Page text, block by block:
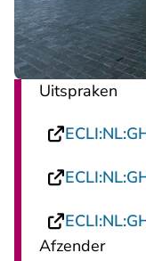
Uitspraken
Afzender